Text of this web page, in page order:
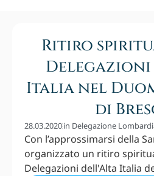
Ritiro
Delegazioni
Italia nel
di
28.03.2020in Delegazione
Con l’approssimarsi della
organizzato un ritiro
Delegazioni dell'Alta Italia